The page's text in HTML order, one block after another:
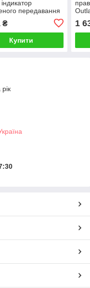
індикатор
передавання
квадроциклу Can
705011546
₴
Купити
1